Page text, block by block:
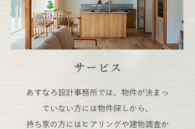
サービス
あすなろ設計事務所では、物件が決まっ
ていない方には物件探しから、
持ち家の方にはヒアリングや建物調査か